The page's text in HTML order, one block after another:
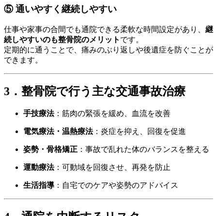
⑤ 通いやすく継続しやすい
仕事や家事の合間でも通院できる柔軟な時間設定があり、 継
続しやすいのも整骨院のメリット です。
定期的に通うことで、痛みのぶり返しや後遺症を防ぐことが
できます。
3．整骨院で行う主な交通事故治療
手技療法：筋肉の緊張を緩め、血流を改善
電気療法・温熱療法：炎症を抑え、回復を促進
姿勢・骨格矯正 ：事故で乱れた体のバランスを整える
運動療法：可動域を回復させ、再発を防止
生活指導 ：自宅でのケアや姿勢のアドバイス